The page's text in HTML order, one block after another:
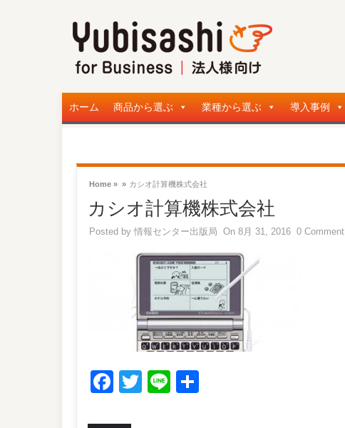
ホーム 商品から選ぶ 業種から選ぶ 導入事例
Home » » カシオ計算機株式会社
カシオ計算機株式会社
Posted by 情報センター出版局 On 8月 31, 2016 0 Comment
Facebook
Twitter
Line